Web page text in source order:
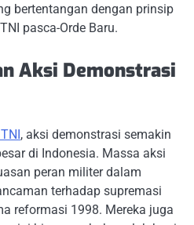
bertentangan dengan prinsip
pasca-Orde Baru.
Aksi Demonstrasi
, aksi demonstrasi semakin
di Indonesia. Massa aksi
peran militer dalam
terhadap supremasi
reformasi 1998. Mereka juga